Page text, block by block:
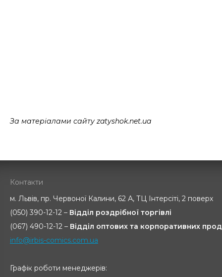
За матеріалами сайту zatyshok.net.ua
Контакти
м. Львів, пр. Червоної Калини, 62 А, ТЦ Інтерсіті, 2 поверх
(050) 390-12-12 – Відділ роздрібної торгівлі
(067) 490-12-12 – Відділ оптових та корпоративних
info@irbis-comics.com.ua
Графік роботи менеджерів: